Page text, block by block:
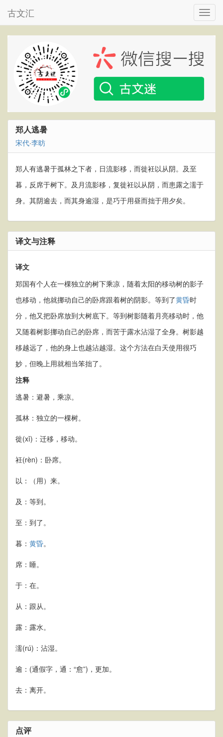
古文汇
郑人逃暑
宋代·李昉
郑人有逃暑于孤林之下者，日流影移，而徙衽以从阴。及至
暮，反席于树下。及月流影移，复徙衽以从阴，而患露之濡于
身。其阴逾去，而其身逾湿，是巧于用昼而拙于用夕矣。
译文与注释
译文
郑国有个人在一棵独立的树下乘凉，随着太阳的移动树的影子
也移动，他就挪动自己的卧席跟着树的阴影。等到了黄昏时
分，他又把卧席放到大树底下。等到树影随着月亮移动时，他
又随着树影挪动自己的卧席，而苦于露水沾湿了全身。树影越
移越远了，他的身上也越沾越湿。这个方法在白天使用很巧
妙，但晚上用就相当笨拙了。
注释
逃暑：避暑，乘凉。
孤林：独立的一棵树。
徙(xǐ)：迁移，移动。
衽(rèn)：卧席。
以：（用）来。
及：等到。
至：到了。
暮： 黄昏。
席：睡。
于：在。
从：跟从。
露：露水。
濡(rú)：沾湿。
逾：(通假字，通：“愈”)，更加。
去：离开。
点评